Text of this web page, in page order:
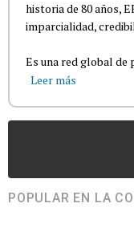
historia de 80 años,
imparcialidad,
Es una red global de
Leer más
POPULAR EN LA